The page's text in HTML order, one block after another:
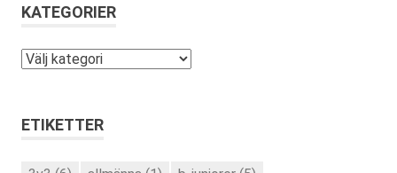
KATEGORIER
Kategorier
ETIKETTER